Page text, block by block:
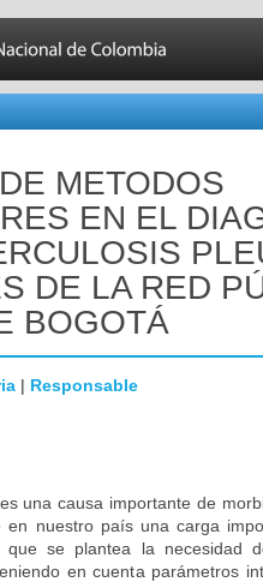
METODOS
EN EL
DE LA RED
BOGOTÁ
| Responsable
una causa importante de
en nuestro país una carga
se plantea la necesidad
en cuenta parámetros